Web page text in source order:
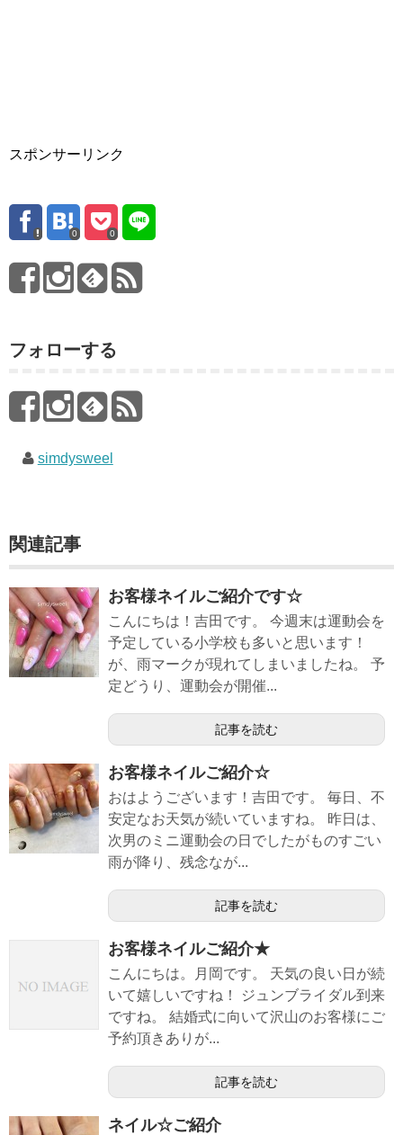
スポンサーリンク
0 0
フォローする
simdysweel
関連記事
お客様ネイルご紹介です☆
こんにちは！吉田です。 今週末は運動会を
予定している小学校も多いと思います！
が、雨マークが現れてしまいましたね。 予
定どうり、運動会が開催...
記事を読む
お客様ネイルご紹介☆
おはようございます！吉田です。 毎日、不
安定なお天気が続いていますね。 昨日は、
次男のミニ運動会の日でしたがものすごい
雨が降り、残念なが...
記事を読む
お客様ネイルご紹介★
こんにちは。月岡です。 天気の良い日が続
いて嬉しいですね！ ジュンブライダル到来
ですね。 結婚式に向いて沢山のお客様にご
予約頂きありが...
記事を読む
ネイル☆ご紹介